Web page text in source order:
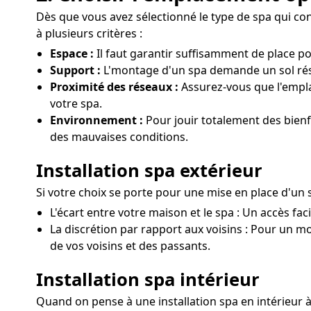
Dès que vous avez sélectionné le type de spa qui
à plusieurs critères :
Espace : Il faut garantir suffisamment de place
Support : L'montage d'un spa demande un sol
Proximité des réseaux : Assurez-vous que
votre spa.
Environnement : Pour jouir totalement des
des mauvaises conditions.
Installation spa extérieur
Si votre choix se porte pour une mise en place
L'écart entre votre maison et le spa : Un accès
La discrétion par rapport aux voisins : Pour un
de vos voisins et des passants.
Installation spa intérieur
Quand on pense à une installation spa en intérieur